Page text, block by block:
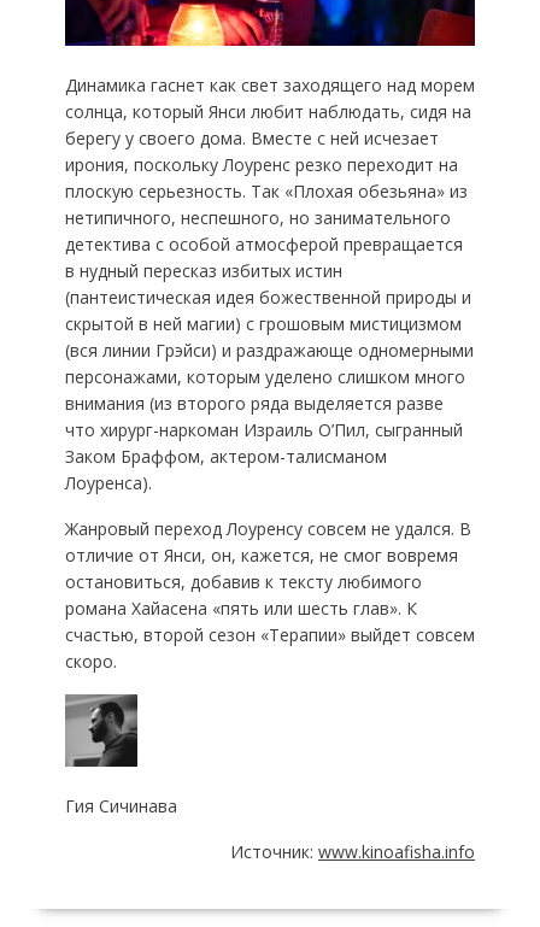
Динамика гаснет как свет заходящего над морем
солнца, который Янси любит наблюдать, сидя на
берегу у своего дома. Вместе с ней исчезает
ирония, поскольку Лоуренс резко переходит на
плоскую серьезность. Так «Плохая обезьяна» из
нетипичного, неспешного, но занимательного
детектива с особой атмосферой превращается
в нудный пересказ избитых истин
(пантеистическая идея божественной природы и
скрытой в ней магии) с грошовым мистицизмом
(вся линии Грэйси) и раздражающе одномерными
персонажами, которым уделено слишком много
внимания (из второго ряда выделяется разве
что хирург-наркоман Израиль О’Пил, сыгранный
Заком Браффом, актером-талисманом
Лоуренса).
Жанровый переход Лоуренсу совсем не удался. В
отличие от Янси, он, кажется, не смог вовремя
остановиться, добавив к тексту любимого
романа Хайасена «пять или шесть глав». К
счастью, второй сезон «Терапии» выйдет совсем
скоро.
Гия Сичинава
Источник:www.kinoafisha.info